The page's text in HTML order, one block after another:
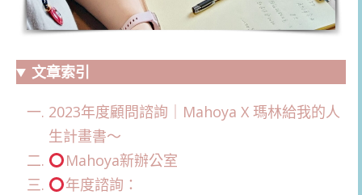
文章索引
2023年度顧問諮詢｜Mahoya X 瑪林給我的人
生計畫書～
Mahoya新辦公室
年度諮詢：